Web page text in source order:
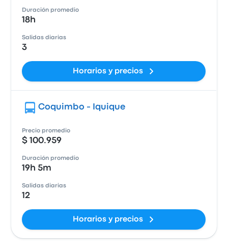
Duración promedio
18h
Salidas diarias
3
Horarios y precios
Coquimbo - Iquique
Precio promedio
$ 100.959
Duración promedio
19h 5m
Salidas diarias
12
Horarios y precios